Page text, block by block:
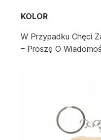
KOLOR
W Przypadku Chęci
– Proszę O